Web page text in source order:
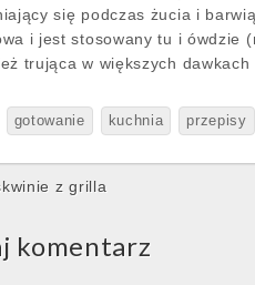
się podczas żucia i
i jest stosowany tu i ówdzie
trująca w większych dawkach
gotowanie kuchnia przepisy
z grilla
komentarz